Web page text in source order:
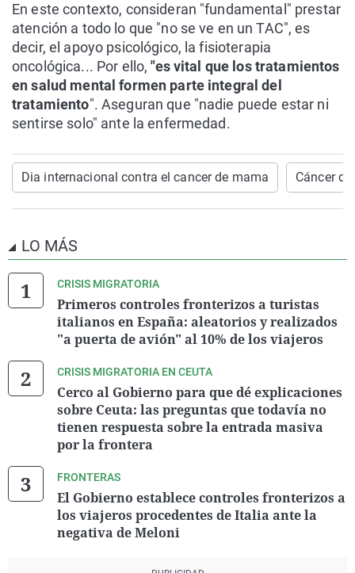
En este contexto, consideran "fundamental" prestar
atención a todo lo que "no se ve en un TAC", es
decir, el apoyo psicológico, la fisioterapia
oncológica... Por ello,"es vital que los tratamientos
en salud mental formen parte integral del
tratamiento". Aseguran que "nadie puede estar ni
sentirse solo" ante la enfermedad.
Dia internacional contra el cancer de mama Cáncer
LO MÁS
CRISIS MIGRATORIA
Primeros controles fronterizos a turistas
italianos en España: aleatorios y realizados
"a puerta de avión" al 10% de los viajeros
CRISIS MIGRATORIA EN CEUTA
Cerco al Gobierno para que dé explicaciones
sobre Ceuta: las preguntas que todavía no
tienen respuesta sobre la entrada masiva
por la frontera
FRONTERAS
El Gobierno establece controles fronterizos a
los viajeros procedentes de Italia ante la
negativa de Meloni